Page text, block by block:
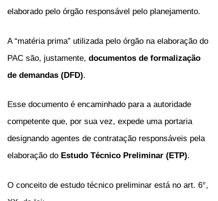
elaborado pelo órgão responsável pelo planejamento.
A “matéria prima” utilizada pelo órgão na elaboração do
PAC são, justamente, documentos de formalização
de demandas (DFD).
Esse documento é encaminhado para a autoridade
competente que, por sua vez, expede uma portaria
designando agentes de contratação responsáveis pela
elaboração do Estudo Técnico Preliminar (ETP).
O conceito de estudo técnico preliminar está no art. 6°,